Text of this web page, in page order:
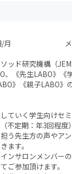
月
ッド研究機構（
、《先生LABO》《
》《親子LABO》
ていく学生向けセ
不定期：年3回程度）
う先生方の声やア
ます。
ンサロンメンバー
ご参加頂けます。